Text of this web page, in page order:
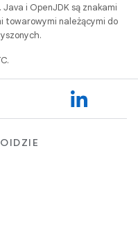
. Java i OpenJDK są znakami
towarowymi należącymi do